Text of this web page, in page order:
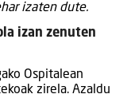
izaten dute.
izan zenuten
Ospitalean
zirela. Azaldu